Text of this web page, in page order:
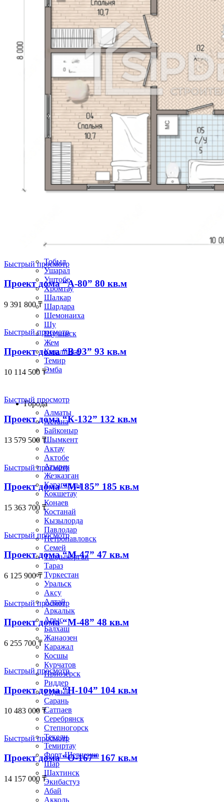
Атбасар
Аягоз
Булаево
Державинск
Ерейментау
Есик
Есиль
Жанатас
Жаркент
Жетысай
Житикара
Зайсан
Кандыагаш
Каратау
Каркаралинск
Каскелен
Кентау
Кулсары
Ленгер
Лисаковск
Макинск
Тайынша
Тобыл
Ушарал
Уштобе
Хромтау
Шалкар
Шардара
Шемонаиха
Шу
Щучинск
Жем
Казалинск
Темир
Эмба
Города
Алматы
Астана
Байконыр
Шымкент
Актау
Актобе
Атырау
Жезказган
Караганды
Кокшетау
Конаев
Костанай
Кызылорда
Павлодар
Петропавловск
Семей
Талдыкорган
Тараз
Туркестан
Уральск
Аксу
Алтай
Аркалык
Арыс
Балхаш
Жанаозен
Каражал
Косшы
Курчатов
Приозёрск
Риддер
Рудный
Сарань
Сатпаев
Серебрянск
Степногорск
Текели
Темиртау
Форт-Шевченко
Шар
Шахтинск
Экибастуз
Абай
Акколь
Быстрый просмотр
Проект дома “А-80” 80 кв.м
9 391 800₸
Быстрый просмотр
Проект дома “В-93” 93 кв.м
10 114 500 ₸
Быстрый просмотр
Проект дома “К-132” 132 кв.м
13 579 500 ₸
Быстрый просмотр
Проект дома “М-185” 185 кв.м
15 363 700 ₸
Быстрый просмотр
Проект дома “М-47” 47 кв.м
6 125 900₸
Быстрый просмотр
Проект дома “М-48” 48 кв.м
6 255 700 ₸
Быстрый просмотр
Проект дома “Н-104” 104 кв.м
10 483 000 ₸
Быстрый просмотр
Проект дома “О-167” 167 кв.м
14 157 000 ₸